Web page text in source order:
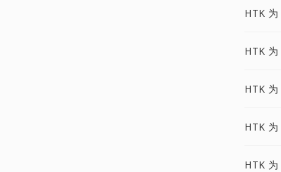
HTK 为
HTK
HTK 为
HTK
HTK 为